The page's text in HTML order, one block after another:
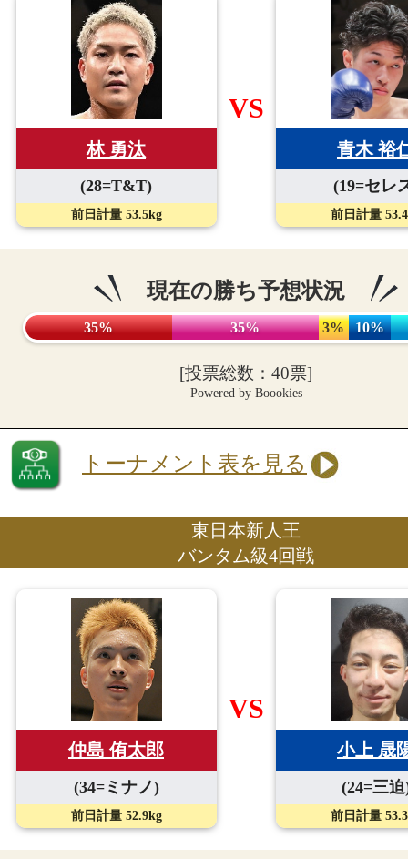
林 勇汰
(28=T&T)
前日計量 53.5kg
VS
青木 裕
(19=セレ
前日計量
現在の勝ち予想状況
35% 35% 3% 10%
[投票総数：40票]
Powered by Boookies
トーナメント表を見る
東日本新人王
バンタム級4回戦
仲島 侑太郎
(34=ミナノ)
前日計量 52.9kg
VS
小上 晟
(24=三迫
前日計量